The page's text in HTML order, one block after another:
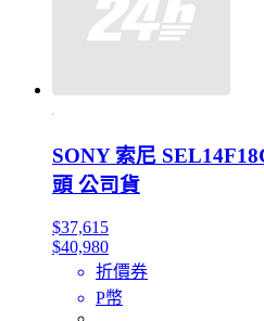
SONY 索尼
頭 公司貨
$37,615
$40,980
折價券
P幣